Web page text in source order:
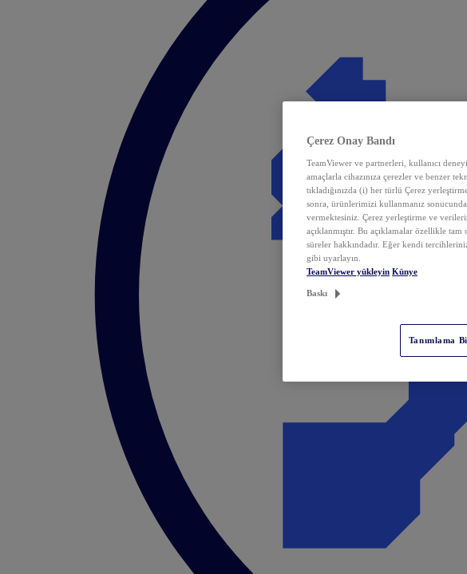
Çerez Onay Bandı
TeamViewer ve partnerleri, kullanıcı
amaçlarla cihazınıza çerezler ve benzer
tıkladığınızda (i) her türlü Çerez
sonra, ürünlerimizi kullanmanız
vermektesiniz. Çerez yerleştirme ve
açıklanmıştır. Bu açıklamalar özellikle
süreler hakkındadır. Eğer kendi
gibi uyarlayın.
TeamViewer yükleyin Künye
Baskı
Tanımlama